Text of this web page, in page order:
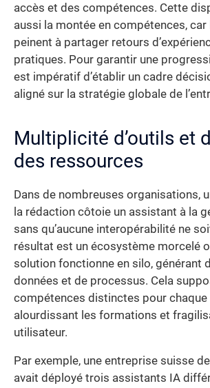
accès et des compétences. Cette
aussi la montée en compétences, car
peinent à partager retours
pratiques. Pour garantir une
est impératif d’établir un cadre
aligné sur la stratégie globale de
Multiplicité d’outils et
des ressources
Dans de nombreuses organisations,
la rédaction côtoie un assistant à la
sans qu’aucune interopérabilité ne
résultat est un écosystème morcelé
solution fonctionne en silo, générant
données et de processus. Cela
compétences distinctes pour chaque
alourdissant les formations et
utilisateur.
Par exemple, une entreprise suisse
avait déployé trois assistants IA